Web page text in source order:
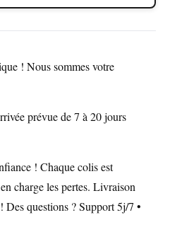
! Nous sommes votre
prévue de 7 à 20 jours
! Chaque colis est
charge les pertes. Livraison
Des questions ? Support 5j/7 •